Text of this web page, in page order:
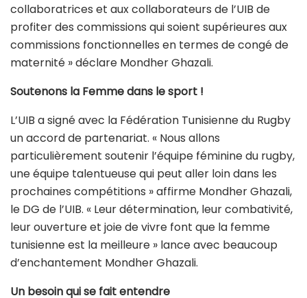
collaboratrices et aux collaborateurs de l’UIB de
profiter des commissions qui soient supérieures aux
commissions fonctionnelles en termes de congé de
maternité » déclare Mondher Ghazali.
Soutenons la Femme dans le sport !
L’UIB a signé avec la Fédération Tunisienne du Rugby
un accord de partenariat. « Nous allons
particulièrement soutenir l’équipe féminine du rugby,
une équipe talentueuse qui peut aller loin dans les
prochaines compétitions » affirme Mondher Ghazali,
le DG de l’UIB. « Leur détermination, leur combativité,
leur ouverture et joie de vivre font que la femme
tunisienne est la meilleure » lance avec beaucoup
d’enchantement Mondher Ghazali.
Un besoin qui se fait entendre